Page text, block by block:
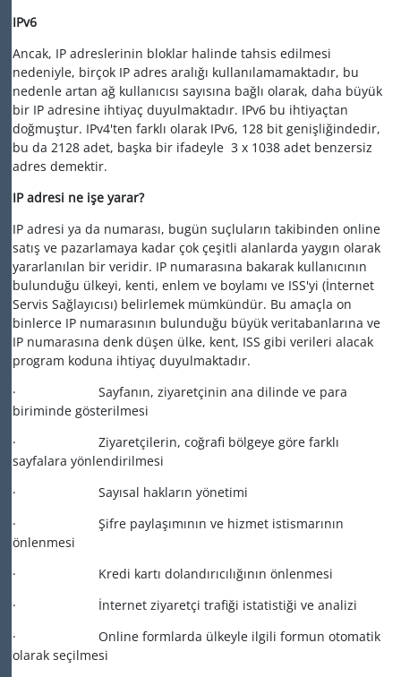
IPv6
Ancak, IP adreslerinin bloklar halinde tahsis edilmesi
nedeniyle, birçok IP adres aralığı kullanılamamaktadır, bu
nedenle artan ağ kullanıcısı sayısına bağlı olarak, daha büyük
bir IP adresine ihtiyaç duyulmaktadır. IPv6 bu ihtiyaçtan
doğmuştur. IPv4'ten farklı olarak IPv6, 128 bit genişliğindedir,
bu da 2128 adet, başka bir ifadeyle 3 x 1038 adet benzersiz
adres demektir.
IP adresi ne işe yarar?
IP adresi ya da numarası, bugün suçluların takibinden online
satış ve pazarlamaya kadar çok çeşitli alanlarda yaygın olarak
yararlanılan bir veridir. IP numarasına bakarak kullanıcının
bulunduğu ülkeyi, kenti, enlem ve boylamı ve ISS'yi (İnternet
Servis Sağlayıcısı) belirlemek mümkündür. Bu amaçla on
binlerce IP numarasının bulunduğu büyük veritabanlarına ve
IP numarasına denk düşen ülke, kent, ISS gibi verileri alacak
program koduna ihtiyaç duyulmaktadır.
· Sayfanın, ziyaretçinin ana dilinde ve para
biriminde gösterilmesi
· Ziyaretçilerin, coğrafi bölgeye göre farklı
sayfalara yönlendirilmesi
· Sayısal hakların yönetimi
· Şifre paylaşımının ve hizmet istismarının
önlenmesi
· Kredi kartı dolandırıcılığının önlenmesi
· İnternet ziyaretçi trafiği istatistiği ve analizi
· Online formlarda ülkeyle ilgili formun otomatik
olarak seçilmesi